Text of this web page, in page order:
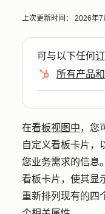
上次更新时间： 2026年7
可与以下任何
所有产品
在看板视图中，您
自定义看板卡片，
您业务需求的信息
看板卡片，使其显
重新排列现有的四